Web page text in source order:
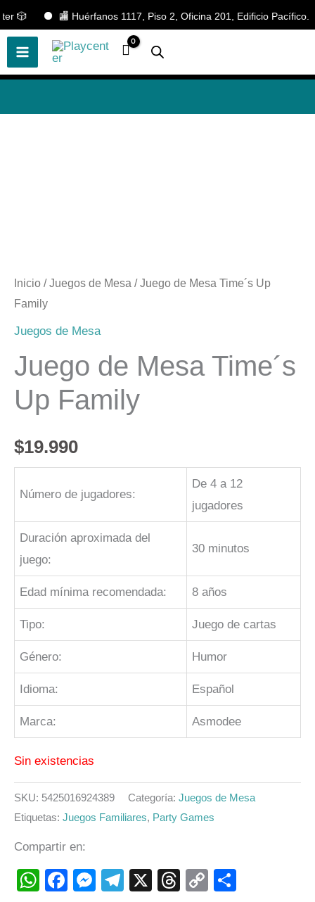
🏬 Huérfanos 1117, Piso 2, Oficina 201, Edificio Pacífico.
Ir
al
contenido
Inicio /Juegos de Mesa / Juego de Mesa Time´s Up
Family
Juegos de Mesa
Juego de Mesa Time´s
Up Family
$19.990
Número de jugadores:
De 4 a 12
jugadores
Duración aproximada del
juego:
30 minutos
Edad mínima recomendada: 8 años
Tipo: Juego de cartas
Género: Humor
Idioma: Español
Marca: Asmodee
Sin existencias
SKU: 5425016924389 Categoría: Juegos de Mesa
Etiquetas: Juegos Familiares, Party Games
Compartir en:
WhatsApp
Facebook
Messenger
Telegram
X Threads
Copy
🎲
¡Descubre nuestras increíbles
ofertas!🎲
📢 ¡OFERTAS! 🔥